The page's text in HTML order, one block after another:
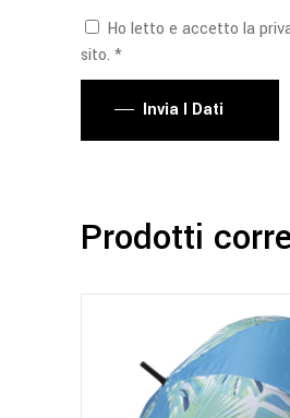
Ho letto e accetto la
sito. *
Invia I Dati
Prodotti